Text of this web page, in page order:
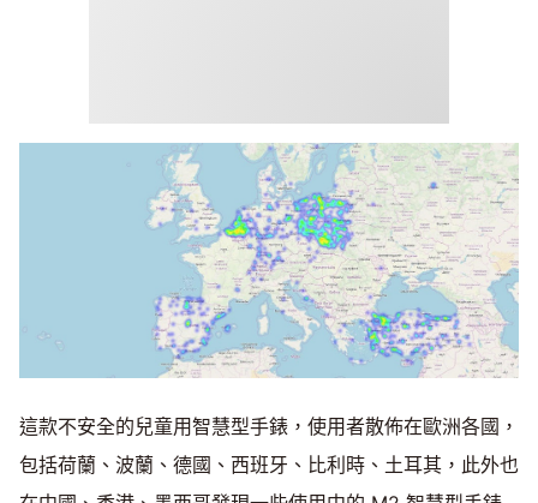
這款不安全的兒童用智慧型手錶，使用者散佈在歐洲各國，
包括荷蘭、波蘭、德國、西班牙、比利時、土耳其，此外也